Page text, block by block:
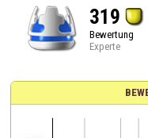
319
Bewertung
Experte